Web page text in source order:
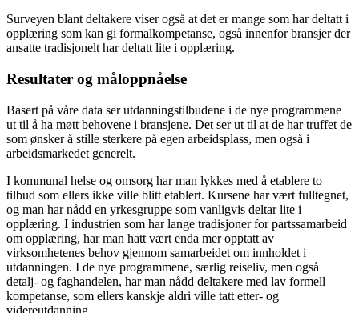
Surveyen blant deltakere viser også at det er mange som har deltatt i
opplæring som kan gi formalkompetanse, også innenfor bransjer der
ansatte tradisjonelt har deltatt lite i opplæring.
Resultater og måloppnåelse
Basert på våre data ser utdanningstilbudene i de nye programmene
ut til å ha møtt behovene i bransjene. Det ser ut til at de har truffet de
som ønsker å stille sterkere på egen arbeidsplass, men også i
arbeidsmarkedet generelt.
I kommunal helse og omsorg har man lykkes med å etablere to
tilbud som ellers ikke ville blitt etablert. Kursene har vært fulltegnet,
og man har nådd en yrkesgruppe som vanligvis deltar lite i
opplæring. I industrien som har lange tradisjoner for partssamarbeid
om opplæring, har man hatt vært enda mer opptatt av
virksomhetenes behov gjennom samarbeidet om innholdet i
utdanningen. I de nye programmene, særlig reiseliv, men også
detalj- og faghandelen, har man nådd deltakere med lav formell
kompetanse, som ellers kanskje aldri ville tatt etter- og
videreutdanning.